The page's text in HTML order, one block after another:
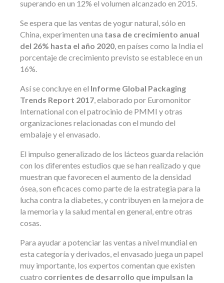
superando en un 12% el volumen alcanzado en 2015.
Se espera que las ventas de yogur natural, sólo en
China, experimenten una tasa de crecimiento anual
del 26% hasta el año 2020, en países como la India el
porcentaje de crecimiento previsto se establece en un
16%.
Así se concluye en el Informe Global Packaging
Trends Report 2017, elaborado por Euromonitor
International con el patrocinio de PMMI y otras
organizaciones relacionadas con el mundo del
embalaje y el envasado.
El impulso generalizado de los lácteos guarda relación
con los diferentes estudios que se han realizado y que
muestran que favorecen el aumento de la densidad
ósea, son eficaces como parte de la estrategia para la
lucha contra la diabetes, y contribuyen en la mejora de
la memoria y la salud mental en general, entre otras
cosas.
Para ayudar a potenciar las ventas a nivel mundial en
esta categoría y derivados, el envasado juega un papel
muy importante, los expertos comentan que existen
cuatro corrientes de desarrollo que impulsan la